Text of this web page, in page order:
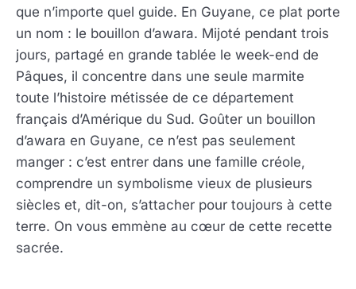
que n’importe quel guide. En Guyane, ce plat porte
un nom : le bouillon d’awara. Mijoté pendant trois
jours, partagé en grande tablée le week-end de
Pâques, il concentre dans une seule marmite
toute l’histoire métissée de ce département
français d’Amérique du Sud. Goûter un bouillon
d’awara en Guyane, ce n’est pas seulement
manger : c’est entrer dans une famille créole,
comprendre un symbolisme vieux de plusieurs
siècles et, dit-on, s’attacher pour toujours à cette
terre. On vous emmène au cœur de cette recette
sacrée.